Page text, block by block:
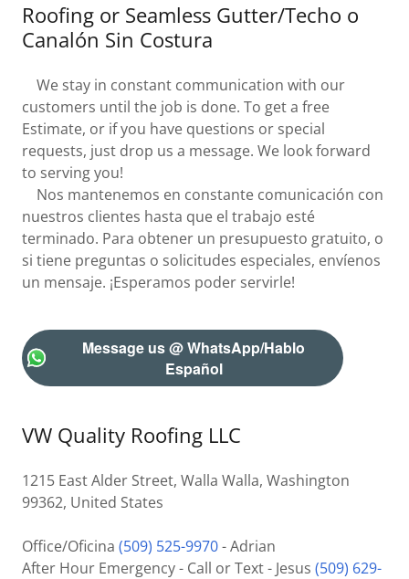
Roofing or Seamless Gutter/Techo o
Canalón Sin Costura
We stay in constant communication with our
customers until the job is done. To get a free
Estimate, or if you have questions or special
requests, just drop us a message. We look forward
to serving you!
Nos mantenemos en constante comunicación con
nuestros clientes hasta que el trabajo esté
terminado. Para obtener un presupuesto gratuito, o
si tiene preguntas o solicitudes especiales, envíenos
un mensaje. ¡Esperamos poder servirle!
Message us @ WhatsApp/Hablo
Español
VW Quality Roofing LLC
1215 East Alder Street, Walla Walla, Washington
99362, United States
Office/Oficina (509) 525-9970- Adrian
After Hour Emergency - Call or Text - Jesus (509) 629-